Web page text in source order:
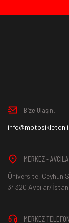
Aksi durum söz
*İade ve
Bize Ulaşın!
MERKEZ -
Üniversite, Ceyhun
34320 Avcılar/
MERKEZ TELEFON